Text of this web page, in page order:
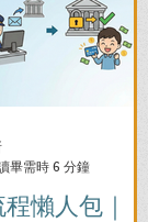
懶人包｜
畢需時 6 分鐘